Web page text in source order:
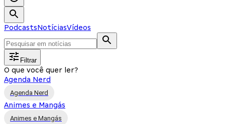
PodcastsNotíciasVídeos
Filtrar
O que você quer ler?
Agenda Nerd
Agenda Nerd
Animes e Mangás
Animes e Mangás